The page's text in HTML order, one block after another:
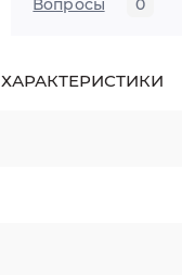
Вопросы 0